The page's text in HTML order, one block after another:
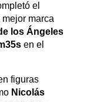
el
marca
los Ángeles
en el
figuras
Nicolás